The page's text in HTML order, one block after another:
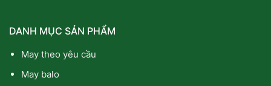
DANH MỤC SẢN PHẨM
May theo yêu cầu
May balo